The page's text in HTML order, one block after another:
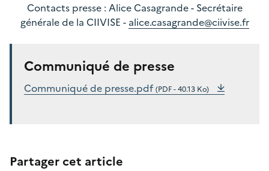
Contacts presse : Alice Casagrande - Secrétaire
générale de la CIIVISE - alice.casagrande@ciivise.fr
Communiqué de presse
Communiqué de presse.pdf(PDF - 40.13 Ko)
Partager cet article